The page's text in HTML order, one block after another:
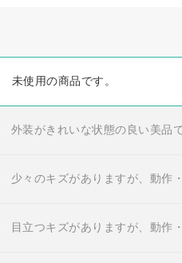
未使用の商品です。
外装がきれいな状態の良い美品
少々のキズがありますが、動作
目立つキズがありますが、動作